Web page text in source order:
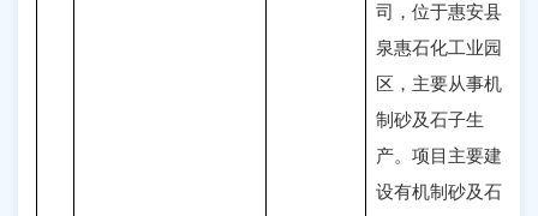
司，位于惠安县
泉惠石化工业园
区，主要从事机
制砂及石子生
产。项目主要建
设有机制砂及石